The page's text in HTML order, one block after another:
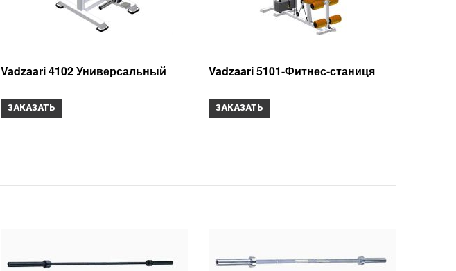
Vadzaari 4102 Универсальный
ЗАКАЗАТЬ
Vadzaari 5101-Фитнес-станиця
ЗАКАЗАТЬ